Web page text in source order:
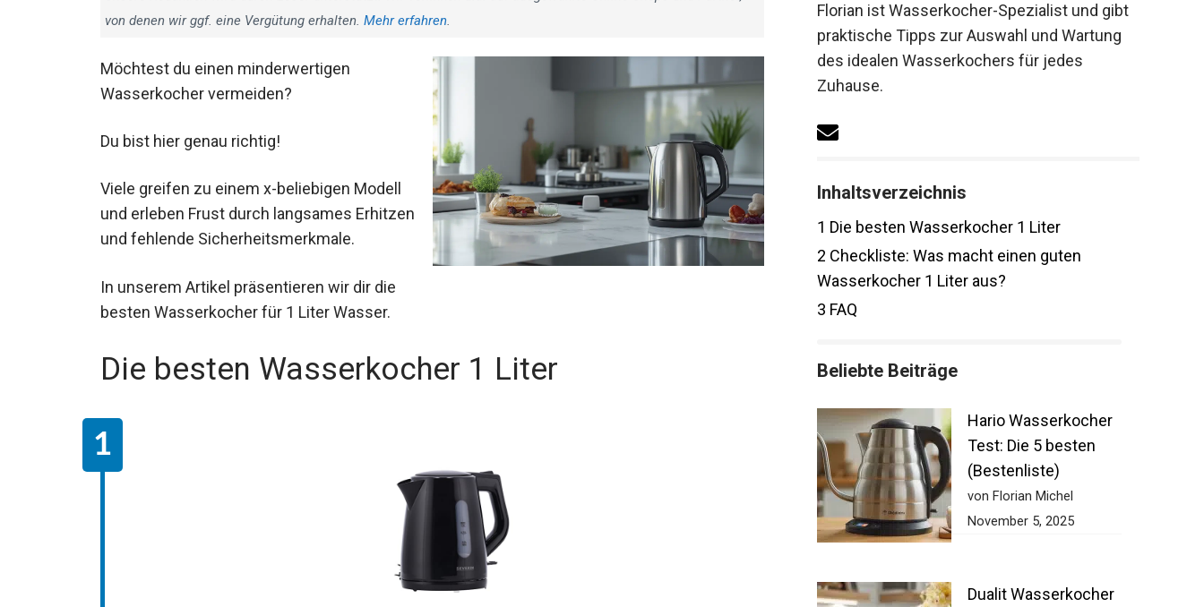
von denen wir ggf. eine Vergütung erhalten. Mehr erfahren.
Möchtest du einen minderwertigen
Wasserkocher vermeiden?
Du bist hier genau richtig!
Viele greifen zu einem x-beliebigen Modell
und erleben Frust durch langsames Erhitzen
und fehlende Sicherheitsmerkmale.
In unserem Artikel präsentieren wir dir die
besten Wasserkocher für 1 Liter Wasser.
Die besten Wasserkocher 1 Liter
Florian ist Wasserkocher-Spezialist und gibt
praktische Tipps zur Auswahl und Wartung
des idealen Wasserkochers für jedes
Zuhause.
Inhaltsverzeichnis
1 Die besten Wasserkocher 1 Liter
2 Checkliste: Was macht einen guten
Wasserkocher 1 Liter aus?
3 FAQ
Beliebte Beiträge
Hario Wasserkocher
Test: Die 5 besten
(Bestenliste)
von Florian Michel
November 5, 2025
Dualit Wasserkocher